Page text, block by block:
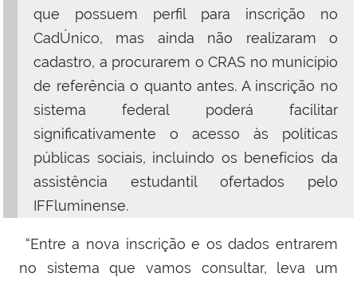
que possuem perfil para inscrição no
CadÚnico, mas ainda não realizaram o
cadastro, a procurarem o CRAS no município
de referência o quanto antes. A inscrição no
sistema federal poderá facilitar
significativamente o acesso às políticas
públicas sociais, incluindo os benefícios da
assistência estudantil ofertados pelo
IFFluminense.
“Entre a nova inscrição e os dados entrarem
no sistema que vamos consultar, leva um